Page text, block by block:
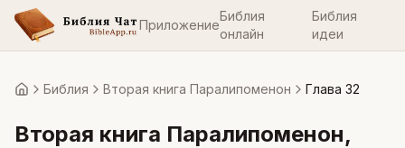
Приложение
Библия
онлайн
Библия
идеи
ГлавнаяБиблия Вторая книга Паралипоменон Глава 32
Вторая книга Паралипоменон,